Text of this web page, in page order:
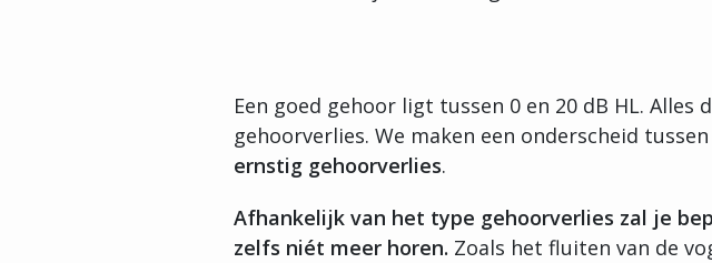
Een goed gehoor ligt tussen 0 en 20 dB HL. Alles
gehoorverlies. We maken een onderscheid tussen
ernstig gehoorverlies.
Afhankelijk van het type gehoorverlies zal je
zelfs niét meer horen. Zoals het fluiten van de